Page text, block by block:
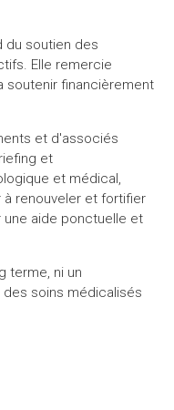
du soutien des
Elle remercie
soutenir financièrement
et d'associés
et
et médical,
renouveler et fortifier
aide ponctuelle et
terme, ni un
soins médicalisés